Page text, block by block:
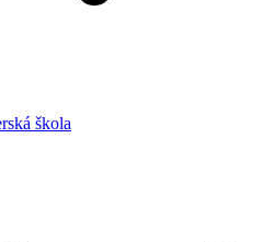
škola